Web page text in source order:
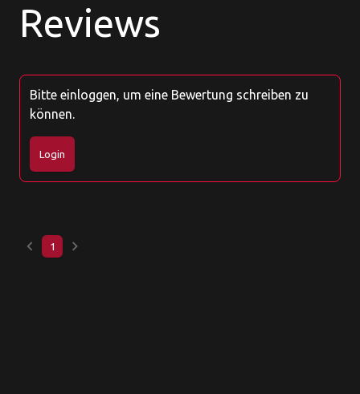
Reviews
Bitte einloggen, um eine Bewertung schreiben zu
können.
Login
keyboard_arrow_left 1 keyboard_arrow_right